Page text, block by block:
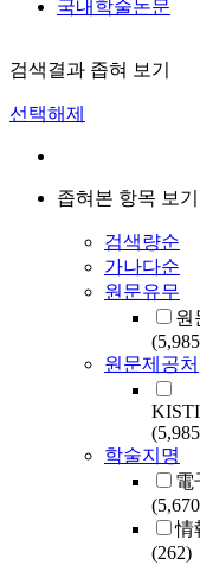
국내학술논문
검색결과 좁혀 보기
선택해제
좁혀본 항목 보
검색량순
가나다순
원문유무
원
원문제공처
학술지명
電
情
(262)